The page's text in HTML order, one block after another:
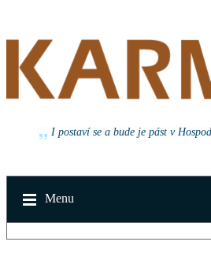
I postaví se a bude je pást v
Menu